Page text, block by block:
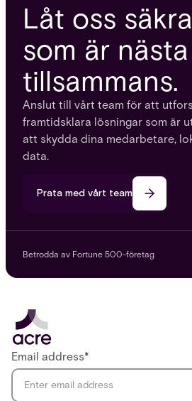
Låt oss
som är
tillsammans.
Anslut till vårt team för att
framtidsklara lösningar som är
att skydda dina medarbetare,
data.
Prata med vårt team
Betrodda av Fortune 500-företag
Email address*